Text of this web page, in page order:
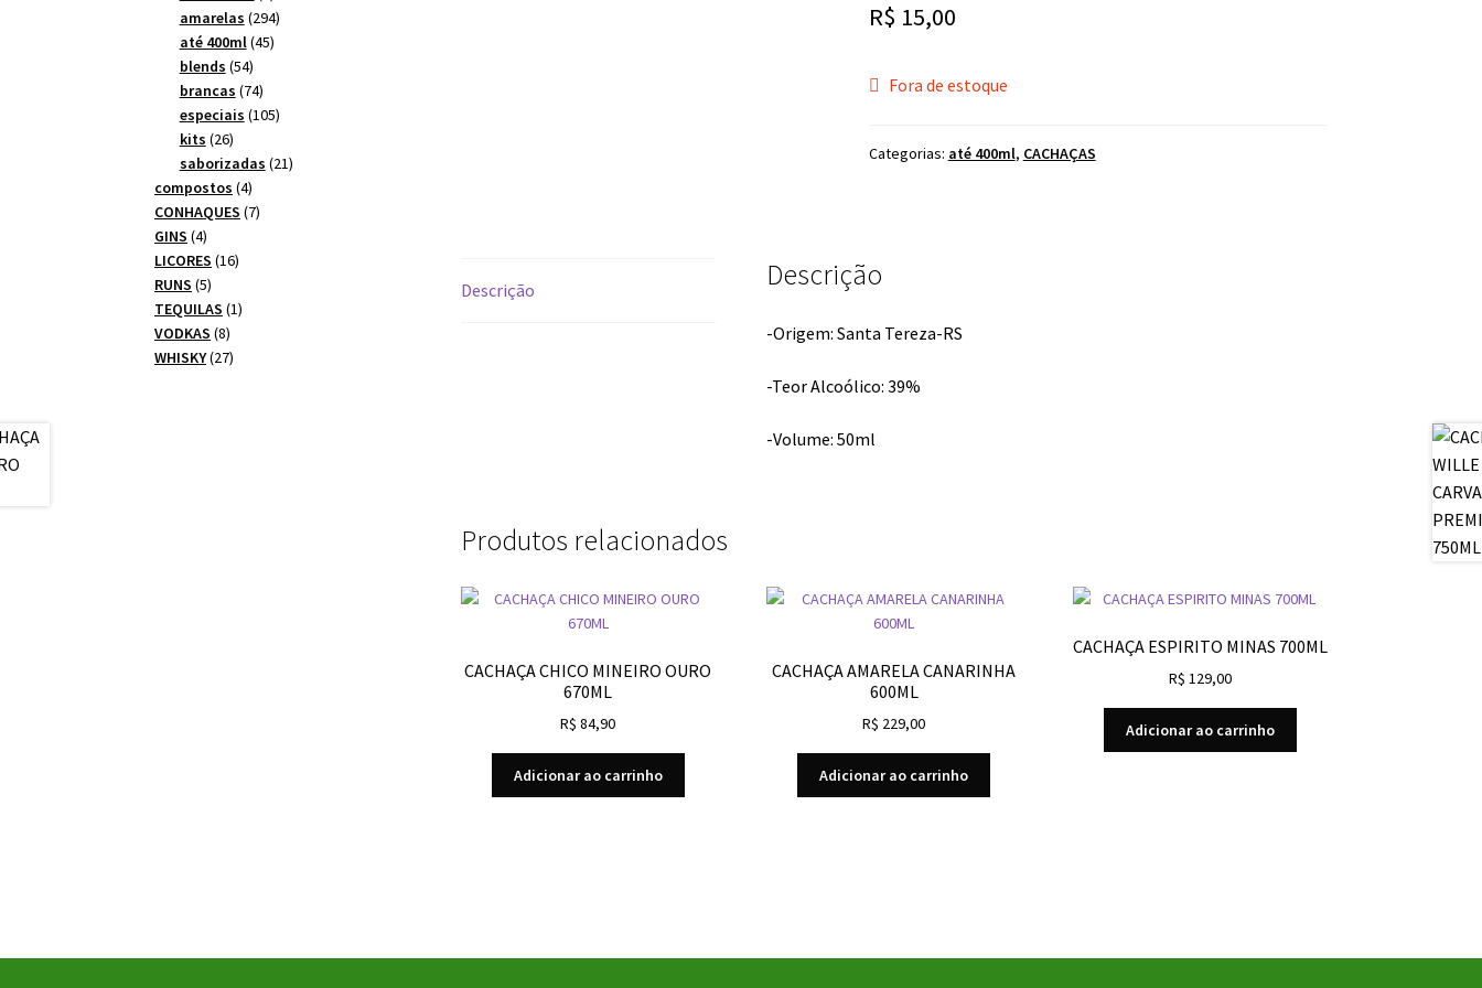
R$ 15,00
Fora de estoque
Categorias: até 400ml, CACHAÇAS
Descrição Descrição
-Origem: Santa Tereza-RS
-Teor Alcoólico: 39%
-Volume: 50ml
Produtos relacionados
CACHAÇA CHICO MINEIRO OURO
670ML
R$ 84,90
Adicionar ao carrinho
CACHAÇA AMARELA CANARINHA
600ML
R$ 229,00
Adicionar ao carrinho
CACHAÇA ESPIRITO MINAS 700ML
R$ 129,00
Adicionar ao carrinho
produtos
amarelas 294294
até 400ml 4545
blends 5454
produtos
brancas 7474
produtos
especiais 105105
kits 2626
produtos
saborizadas 2121
compostos 44
produtos
CONHAQUES 77
GINS 44
produtos
LICORES 1616
RUNS 55
produtos
TEQUILAS 11
VODKAS 88
produtos
WHISKY 2727